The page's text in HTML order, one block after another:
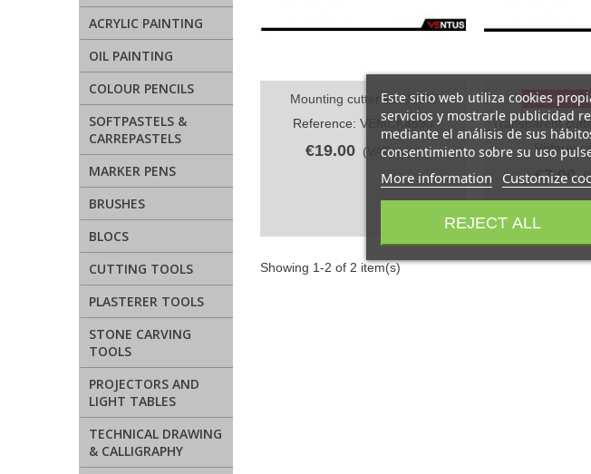
ACRYLIC PAINTING
OIL PAINTING
COLOUR PENCILS
SOFTPASTELS &
CARREPASTELS
MARKER PENS
BRUSHES
BLOCS
CUTTING TOOLS
PLASTERER TOOLS
STONE CARVING
TOOLS
PROJECTORS AND
LIGHT TABLES
TECHNICAL DRAWING
& CALLIGRAPHY
Quick view
Mounting cutter kit 45/90º
Reference: VEMCK4590
€19.00 (VAT incl.)
Quick
Out-of-
Transparent
€7.00
Showing 1-2 of 2 item(s)
Este sitio web utiliza cookies
servicios y mostrarle publicidad
mediante el análisis de sus
consentimiento sobre su uso
More information Customize
REJECT ALL